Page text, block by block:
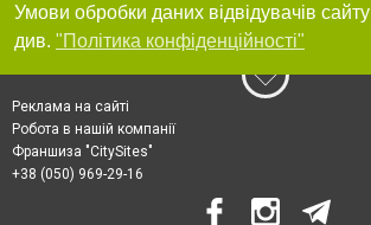
Умови обробки даних відвідувачів сайту
див. "Політика конфіденційності"
Реклама на сайті
Робота в нашій компанії
Франшиза "CitySites"
+38 (050) 969-29-16